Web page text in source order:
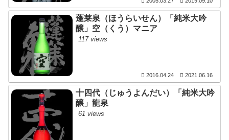
蓬莱泉（ほうらいせん）「純米大吟
醸」空（くう）マニア
117 views
2016.04.24 2021.06.16
十四代（じゅうよんだい）「純米大吟
醸」龍泉
61 views